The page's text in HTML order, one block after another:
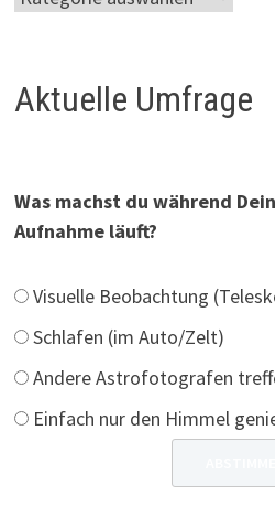
Aktuelle Umfrage
Was machst du während
Aufnahme läuft?
Visuelle Beobachtung
Schlafen (im Auto/Zelt)
Andere Astrofotografen
Einfach nur den Himmel